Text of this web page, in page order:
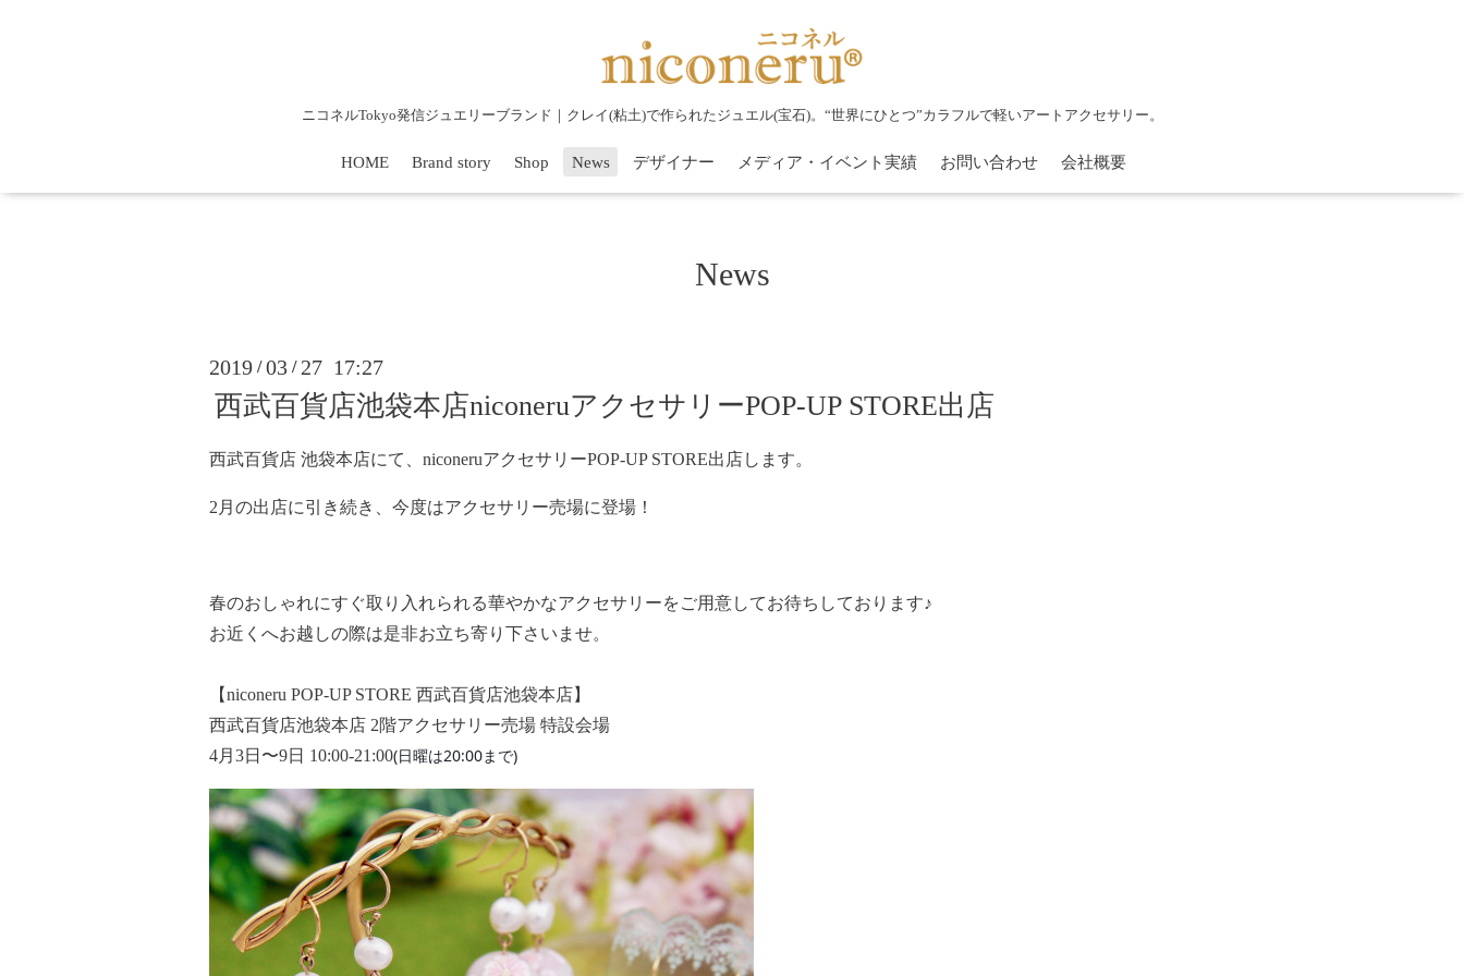
ニコネルTokyo発信ジュエリーブランド｜クレイ(粘土)で作られたジュエル(宝石)。“世界にひとつ”カラフルで軽いアートアクセサリー。
HOME Brand story Shop News デザイナー メディア・イベント実績 お問い合わせ 会社概要
News
2019 /03 / 27 17:27
西武百貨店池袋本店niconeruアクセサリーPOP-UP STORE出店
西武百貨店 池袋本店にて、niconeruアクセサリーPOP-UP STORE出店します。
2月の出店に引き続き、今度はアクセサリー売場に登場！
春のおしゃれにすぐ取り入れられる華やかなアクセサリーをご用意してお待ちしております♪
お近くへお越しの際は是非お立ち寄り下さいませ。
【niconeru POP-UP STORE 西武百貨店池袋本店】
西武百貨店池袋本店 2階アクセサリー売場 特設会場
4月3日〜9日 10:00-21:00(日曜は20:00まで)